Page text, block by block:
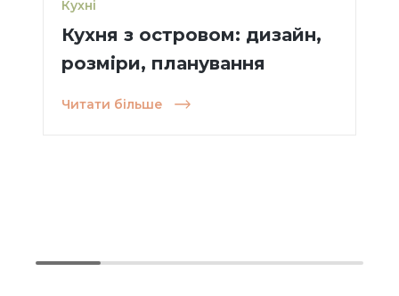
Кухні
Кухня з островом: дизайн,
розміри, планування
Читати більше